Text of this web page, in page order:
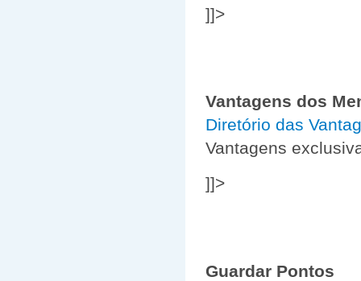
]]>
Vantagens dos
Diretório das
Vantagens
]]>
Guardar Pontos